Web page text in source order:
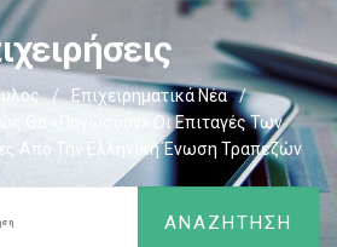
/ Επιχειρηματικά Νέα
/
Θα «παγώσουν» Οι Επιταγές Των
Από Την Ελληνική Ένωση Τραπεζών